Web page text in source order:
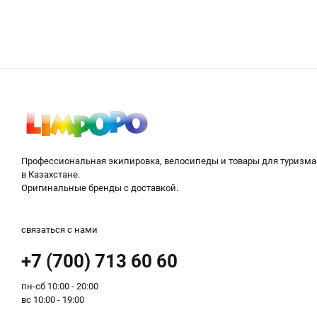
Pinarello;
Cube;
Stinger.
Преимущества покупки в
Посетив наш интернет-магазин великов Лимпопо, вы
подходящий вариант, оформить интернет-заказ и
транспортную компанию, чтобы получить свой товар в
Преимущества для тех, кто хочет купить велосипед в
Профессиональная экипировка, велосипеды и товары для туризма
в Казахстане.
Оригинальные бренды с доставкой.
связаться с нами
+7 (700) 713 60 60
пн-сб 10:00 - 20:00
вс 10:00 - 19:00